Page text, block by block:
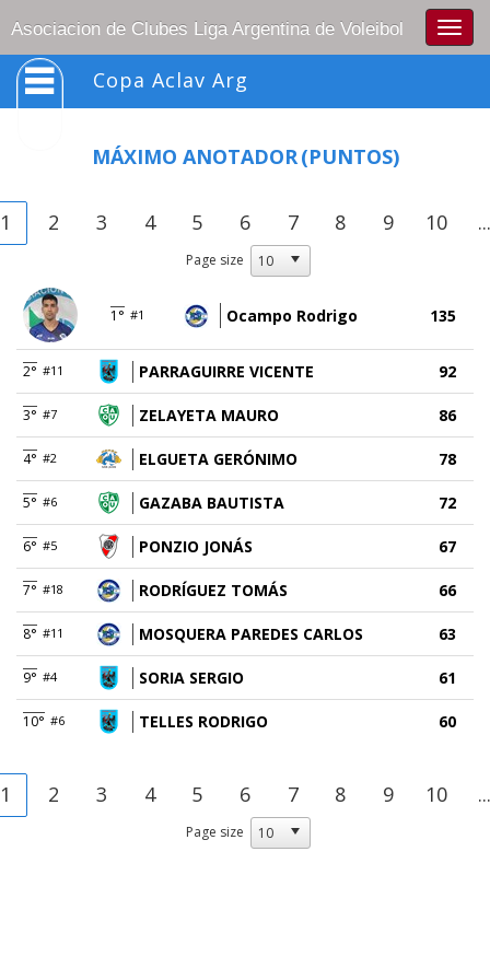
Asociacion de Clubes Liga Argentina de Voleibol
Copa Aclav Arg
MÁXIMO ANOTADOR(PUNTOS)
1 2 3 4 5 6 7 8 9 10 ...
Page size
1° #1 Ocampo Rodrigo 135
2° #11 PARRAGUIRRE VICENTE 92
3° #7 ZELAYETA MAURO 86
4° #2 ELGUETA GERÓNIMO 78
5° #6 GAZABA BAUTISTA 72
6° #5 PONZIO JONÁS 67
7° #18 RODRÍGUEZ TOMÁS 66
8° #11 MOSQUERA PAREDES CARLOS 63
9° #4 SORIA SERGIO 61
10° #6 TELLES RODRIGO 60
1 2 3 4 5 6 7 8 9 10 ...
Page size